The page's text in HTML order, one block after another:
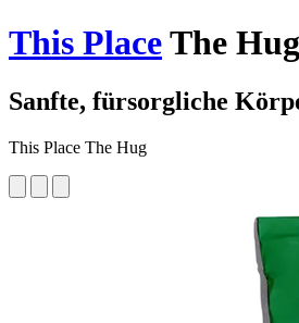
This PlaceThe
Sanfte, fürsorgliche
This Place The Hug